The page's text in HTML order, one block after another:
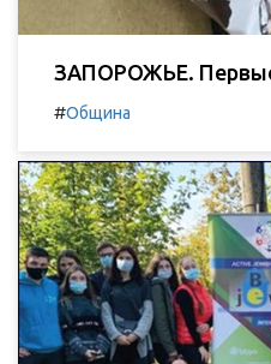
ЗАПОРОЖЬЕ.
#Община